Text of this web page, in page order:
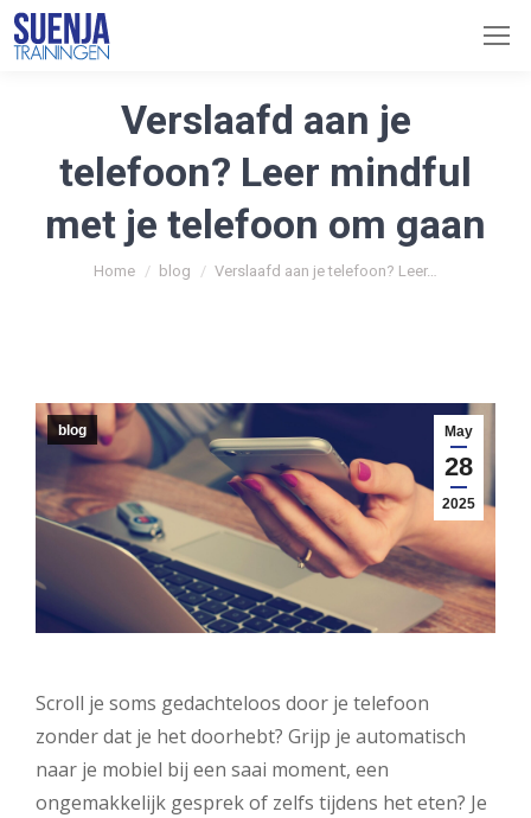
Verslaafd aan je
telefoon? Leer mindful
met je telefoon om gaan
You are here:
Home blog Verslaafd aan je telefoon? Leer…
May
28
2025
blog
Scroll je soms gedachteloos door je telefoon
zonder dat je het doorhebt? Grijp je automatisch
naar je mobiel bij een saai moment, een
ongemakkelijk gesprek of zelfs tijdens het eten? Je